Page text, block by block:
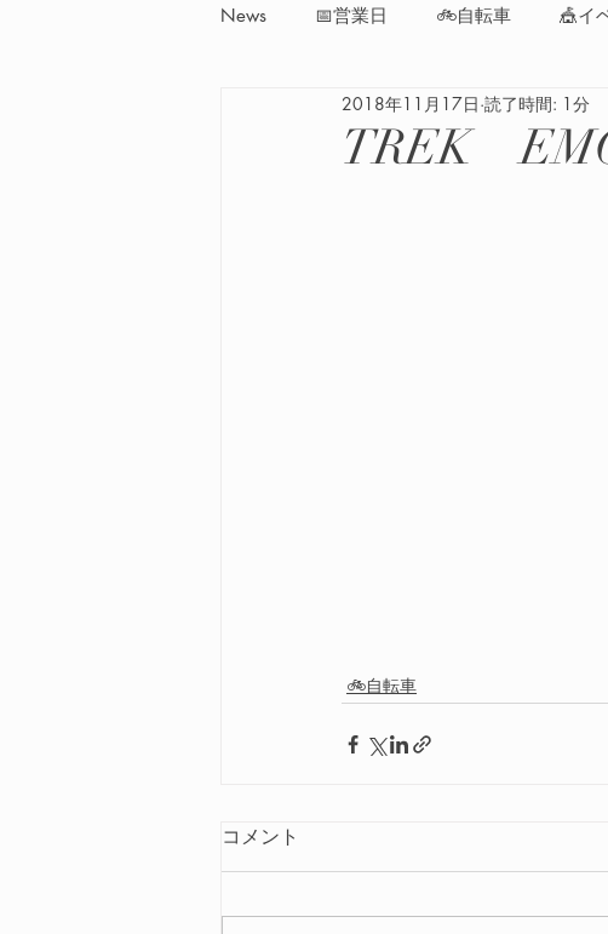
News 📅営業日 🚲自転車 🎪イ
TREK
2018年11月17日 読了時間: 1分
🚲自転車
コメント